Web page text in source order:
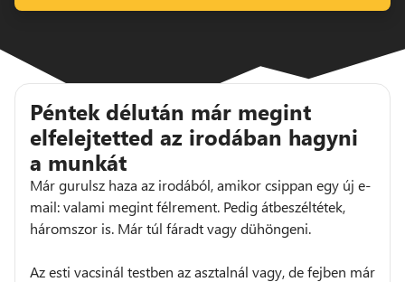
Péntek délután már megint
elfelejtetted az irodában hagyni
a munkát
Már gurulsz haza az irodából, amikor csippan egy új e-
mail: valami megint félrement. Pedig átbeszéltétek,
háromszor is. Már túl fáradt vagy dühöngeni.
Az esti vacsinál testben az asztalnál vagy, de fejben már